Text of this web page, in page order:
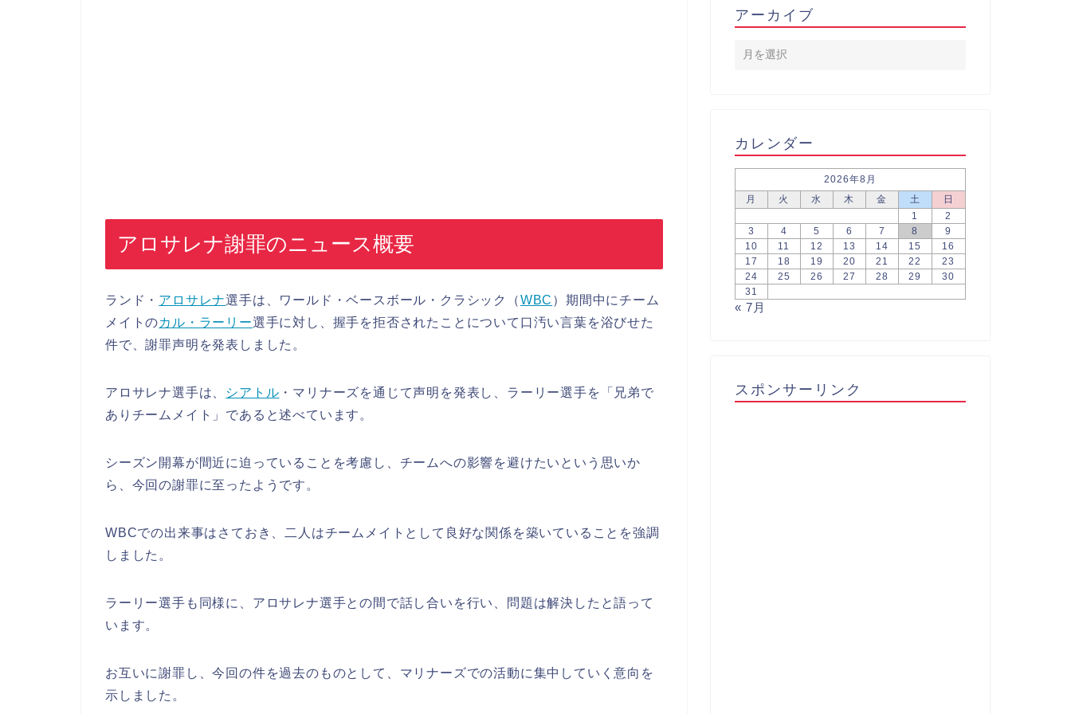
アロサレナ謝罪のニュース概要
ランド・ アロサレナ選手は、ワールド・ベースボール・クラシック（WBC ）期間中にチーム
メイトのカル・ラーリー選手に対し、握手を拒否されたことについて口汚い言葉を浴びせた
件で、謝罪声明を発表しました。
アロサレナ選手は、 シアトル ・マリナーズを通じて声明を発表し、ラーリー選手を「兄弟で
ありチームメイト」であると述べています。
シーズン開幕が間近に迫っていることを考慮し、チームへの影響を避けたいという思いか
ら、今回の謝罪に至ったようです。
WBCでの出来事はさておき、二人はチームメイトとして良好な関係を築いていることを強調
しました。
ラーリー選手も同様に、アロサレナ選手との間で話し合いを行い、問題は解決したと語って
います。
お互いに謝罪し、今回の件を過去のものとして、マリナーズでの活動に集中していく意向を
示しました。
アーカイブ
カレンダー
2026年8月
月
火 水 木 金 土
日
1
2
3
4 5 6 7 8
9
10
11 12 13 14 15
16
17
18 19 20 21 22
23
24
25 26 27 28 29
30
31
« 7月
スポンサーリンク